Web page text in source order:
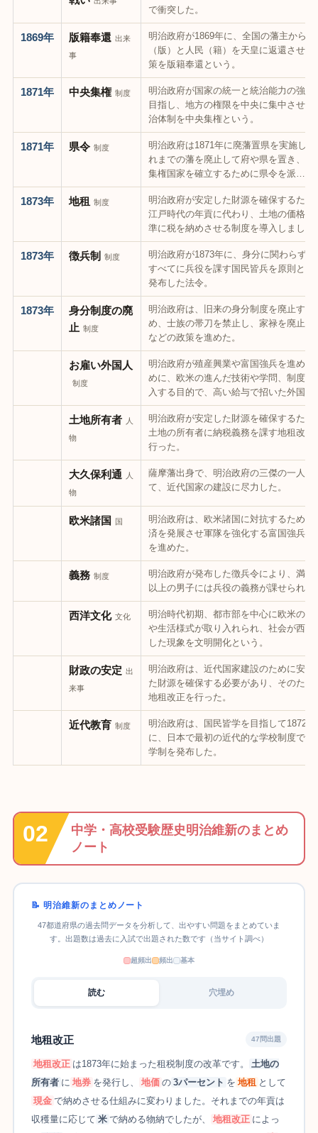
で衝突した。
1869年 版籍奉還 出来
事
明治政府が1869年に、全国の藩主から土
（版）と人民（籍）を天皇に返還させた
策を版籍奉還という。
1871年 中央集権 制度
明治政府が国家の統一と統治能力の強化
目指し、地方の権限を中央に集中させた
治体制を中央集権という。
1871年 県令 制度
明治政府は1871年に廃藩置県を実施し、
れまでの藩を廃止して府や県を置き、中
集権国家を確立するために県令を派…
1873年 地租 制度
明治政府が安定した財源を確保するため
江戸時代の年貢に代わり、土地の価格を
準に税を納めさせる制度を導入しました
1873年 徴兵制 制度
明治政府が1873年に、身分に関わらず国
すべてに兵役を課す国民皆兵を原則とし
発布した法令。
1873年
身分制度の廃
止 制度
明治政府は、旧来の身分制度を廃止する
め、士族の帯刀を禁止し、家禄を廃止す
などの政策を進めた。
お雇い外国人
制度
明治政府が殖産興業や富国強兵を進める
めに、欧米の進んだ技術や学問、制度を
入する目的で、高い給与で招いた外国
土地所有者
人
物
明治政府が安定した財源を確保するため
土地の所有者に納税義務を課す地租改正
行った。
大久保利通
人
物
薩摩藩出身で、明治政府の三傑の一人と
て、近代国家の建設に尽力した。
欧米諸国 国
明治政府は、欧米諸国に対抗するため、
済を発展させ軍隊を強化する富国強兵政
を進めた。
義務 制度
明治政府が発布した徴兵令により、満20
以上の男子には兵役の義務が課せられた
西洋文化 文化
明治時代初期、都市部を中心に欧米の文
や生活様式が取り入れられ、社会が西洋
した現象を文明開化という。
財政の安定 出
来事
明治政府は、近代国家建設のために安定
た財源を確保する必要があり、そのため
地租改正を行った。
近代教育 制度
明治政府は、国民皆学を目指して1872年
に、日本で最初の近代的な学校制度であ
学制を発布した。
中学・高校受験歴史明治維新のまとめ
ノート
📝 明治維新のまとめノート
47都道府県の過去問データを分析して、出やすい問題をまとめていま
す。出題数は過去に入試で出題された数です（当サイト調べ）
超頻出 頻出 基本
読む 穴埋め
地租改正 47問出題
地租改正 は1873年に始まった租税制度の改革です。
土地の
所有者 に 地券 を発行し、 地価 の 3パーセント を 地租 として
現金 で納めさせる仕組みに変わりました。それまでの年貢は
収穫量に応じて 米 で納める物納でしたが、 地租改正 によっ